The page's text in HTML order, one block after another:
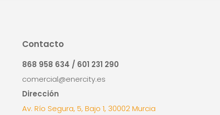
Contacto
868 958 634 / 601 231 290
comercial@enercity.es
Dirección
Av. Río Segura, 5, Bajo 1, 30002 Murcia